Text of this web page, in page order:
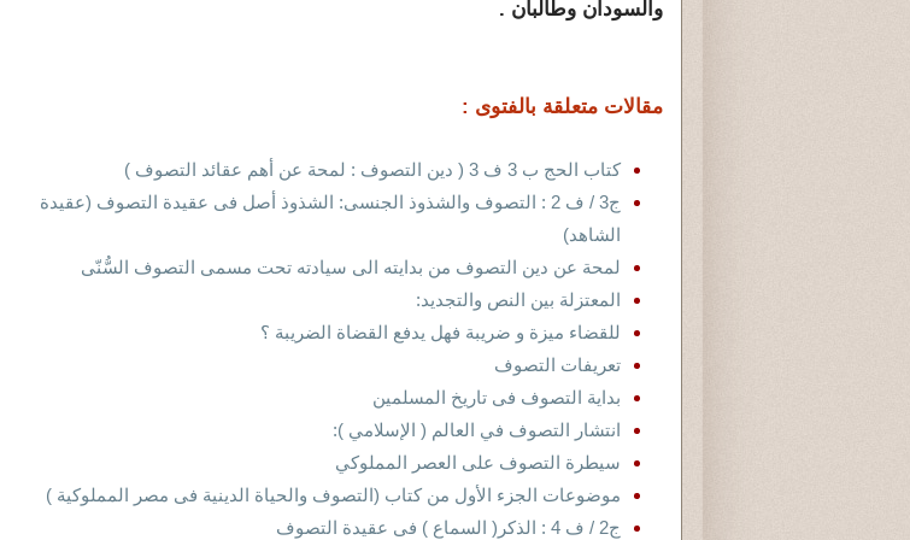
والسودان وطالبان .
مقالات متعلقة بالفتوى :
كتاب الحج ب 3 ف 3 ( دين التصوف : لمحة عن أهم عقائد التصوف )
ج3 / ف 2 : التصوف والشذوذ الجنسى: الشذوذ أصل فى عقيدة التصوف (عقيدة
الشاهد)
لمحة عن دين التصوف من بدايته الى سيادته تحت مسمى التصوف السُّنّى
المعتزلة بين النص والتجديد:
للقضاء ميزة و ضريبة فهل يدفع القضاة الضريبة ؟
تعريفات التصوف
بداية التصوف فى تاريخ المسلمين
انتشار التصوف في العالم ( الإسلامي ):
سيطرة التصوف على العصر المملوكي
موضوعات الجزء الأول من كتاب (التصوف والحياة الدينية فى مصر المملوكية )
ج2 / ف 4 : الذكر( السماع ) فى عقيدة التصوف